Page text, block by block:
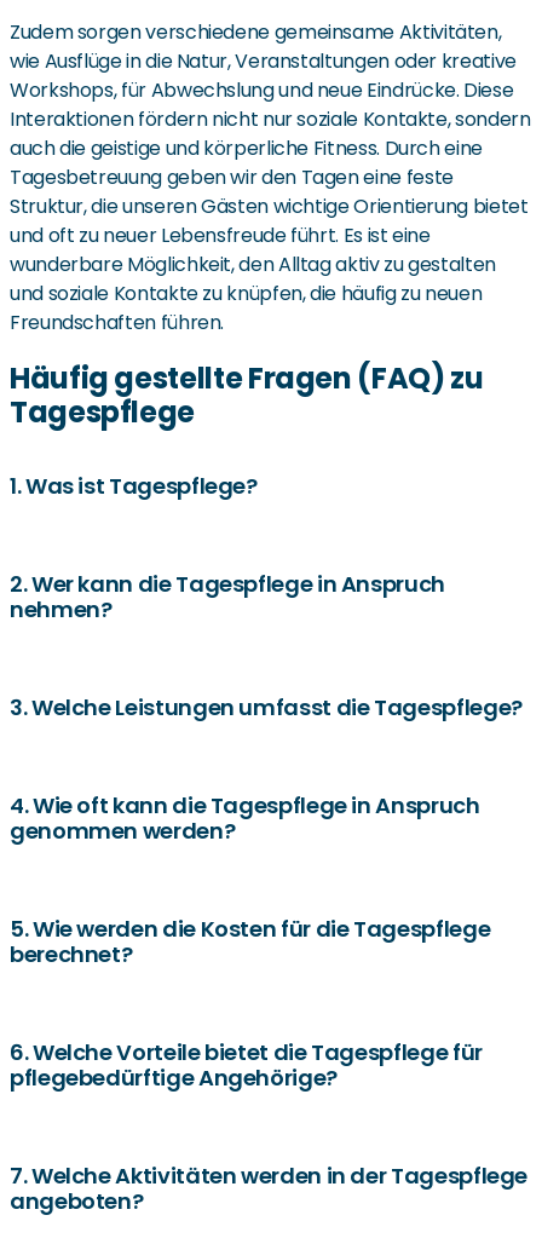
Zudem sorgen verschiedene gemeinsame Aktivitäten,
wie Ausflüge in die Natur, Veranstaltungen oder kreative
Workshops, für Abwechslung und neue Eindrücke. Diese
Interaktionen fördern nicht nur soziale Kontakte, sondern
auch die geistige und körperliche Fitness. Durch eine
Tagesbetreuung geben wir den Tagen eine feste
Struktur, die unseren Gästen wichtige Orientierung bietet
und oft zu neuer Lebensfreude führt. Es ist eine
wunderbare Möglichkeit, den Alltag aktiv zu gestalten
und soziale Kontakte zu knüpfen, die häufig zu neuen
Freundschaften führen.
Häufig gestellte Fragen (FAQ) zu
Tagespflege
1. Was ist Tagespflege?
professionelle Betreuung tagsüber, während sie abends
in ihrem gewohnten Zuhause bleiben können.
2. Wer kann die Tagespflege in Anspruch
nehmen?
Unterstützung bei der Pflege benötigen, aber weiterhin in
3. Welche Leistungen umfasst die Tagespflege?
Medikamentenmanagement, soziale Aktivitäten,
Gedächtnistraining und gemeinsame Mahlzeiten.
4. Wie oft kann die Tagespflege in Anspruch
genommen werden?
mehrmals pro Woche, in Anspruch genommen werden.
5. Wie werden die Kosten für die Tagespflege
berechnet?
Verpflegung und Zusatzangeboten zusammen. Die
Pflegekasse übernimmt einen Teil, der Rest muss privat
6. Welche Vorteile bietet die Tagespflege für
pflegebedürftige Angehörige?
Angehörigen und bietet diesen Freiraum für berufliche
oder persönliche Verpflichtungen.
7. Welche Aktivitäten werden in der Tagespflege
angeboten?